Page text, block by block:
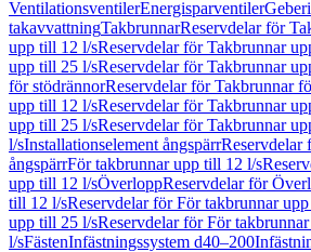
VentilationsventilerEnergisparventiler
takavvattningTakbrunnarReservdelar för
upp till 12 l/sReservdelar för Takbrunnar
upp till 25 l/sReservdelar för Takbrunnar
för stödrännorReservdelar för Takbrunnar
upp till 12 l/sReservdelar för Takbrunnar
upp till 25 l/sReservdelar för Takbrunnar
l/sInstallationselement ångspärrReservdelar
ångspärrFör takbrunnar upp till 12 l/s
upp till 12 l/sÖverloppReservdelar för
till 12 l/sReservdelar för För takbrunnar
upp till 25 l/sReservdelar för För
l/sFästenInfästningssystem d40–200